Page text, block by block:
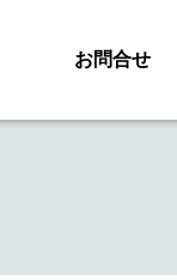
お問合せ